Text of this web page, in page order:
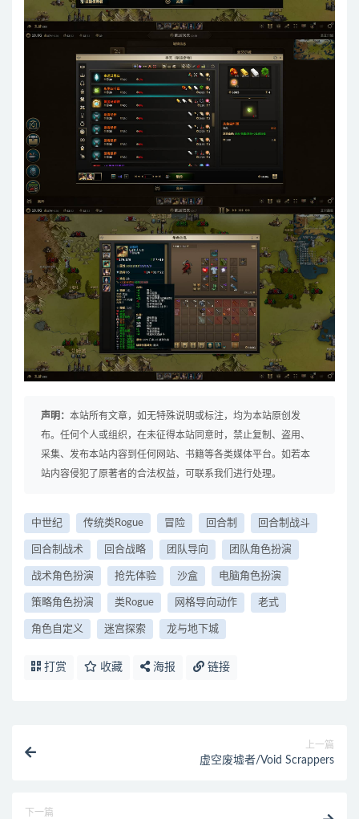
声明： 本站所有文章，如无特殊说明或标注，均为本站原创发
布。任何个人或组织，在未征得本站同意时，禁止复制、盗用、
采集、发布本站内容到任何网站、书籍等各类媒体平台。如若本
站内容侵犯了原著者的合法权益，可联系我们进行处理。
中世纪 传统类Rogue 冒险 回合制 回合制战斗
回合制战术 回合战略 团队导向 团队角色扮演
战术角色扮演 抢先体验 沙盒 电脑角色扮演
策略角色扮演 类Rogue 网格导向动作 老式
角色自定义 迷宫探索 龙与地下城
打赏 收藏 海报 链接
上一篇
虚空废墟者/Void Scrappers
下一篇